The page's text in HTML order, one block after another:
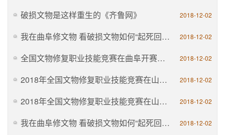
破损文物是这样重生的《齐鲁网》 2018-12-02
我在曲阜修文物 看破损文物如何“起死回生”《大众网》 2018-12-02
全国文物修复职业技能竞赛在曲阜开赛《央视网》 2018-12-02
2018年全国文物修复职业技能竞赛在山东曲阜举行《山东文化和旅游厅》 2018-12-02
2018年全国文物修复职业技能竞赛在山东曲阜举行《国家文物局》 2018-12-02
我在曲阜修文物 看破损文物如何“起死回生”《文艺之声》 2018-12-02